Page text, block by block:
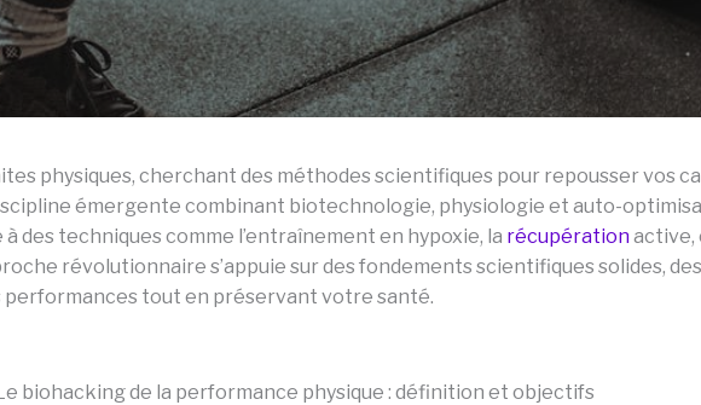
physiques, cherchant des méthodes scientifiques pour repousser vos
émergente combinant biotechnologie, physiologie et auto-
des techniques comme l’entraînement en hypoxie, la récupérationactive,
révolutionnaire s’appuie sur des fondements scientifiques solides,
tout en préservant votre santé.
biohacking de la performance physique : définition et objectifs